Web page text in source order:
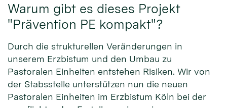
Warum gibt es dieses Projekt
"Prävention PE kompakt"?
Durch die strukturellen Veränderungen in
unserem Erzbistum und den Umbau zu
Pastoralen Einheiten entstehen Risiken. Wir von
der Stabsstelle unterstützen nun die neuen
Pastoralen Einheiten im Erzbistum Köln bei der